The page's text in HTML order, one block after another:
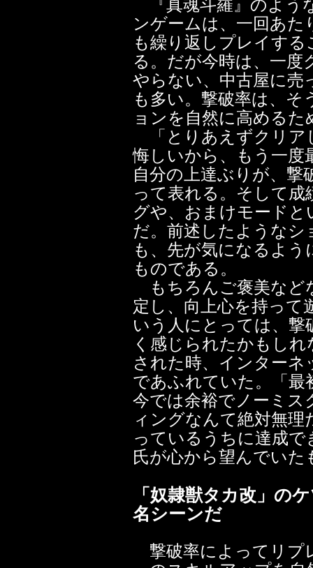
『真魂斗羅』のよう
ンゲームは、一回あた
も繰り返しプレイす
る。だが今時は、一
やらない、中古屋に売
も多い。撃破率は、
ョンを自然に高める
「とりあえずクリア
悔しいから、もう一度
自分の上達ぶりが、撃
って表れる。そして
グや、おまけモード
だ。前述したようなシ
も、先が気になるよ
ものである。
もちろんご褒美など
定し、向上心を持って
いう人にとっては、撃
く感じられたかもし
された時、インター
であふれていた。「
今では余裕でノーミス
ィングなんて絶対無
っているうちに達成
氏が心から望んでいた
「奴隷獣タカ改」の
名シーンだ
撃破率によってリプ